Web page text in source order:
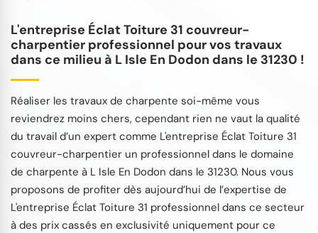
L'entreprise Éclat Toiture 31 couvreur-
charpentier professionnel pour vos travaux
dans ce milieu à L Isle En Dodon dans le 31230 !
Réaliser les travaux de charpente soi-même vous
reviendrez moins chers, cependant rien ne vaut la qualité
du travail d’un expert comme L'entreprise Éclat Toiture 31
couvreur-charpentier un professionnel dans le domaine
de charpente à L Isle En Dodon dans le 31230. Nous vous
proposons de profiter dès aujourd’hui de l’expertise de
L'entreprise Éclat Toiture 31 professionnel dans ce secteur
à des prix cassés en exclusivité uniquement pour ce